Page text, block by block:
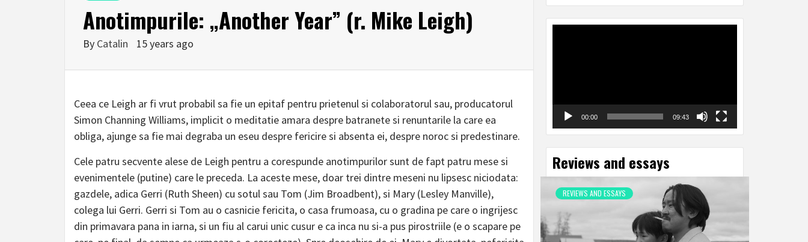
Anotimpurile: „Another Year” (r. Mike Leigh)
By Catalin 15 years ago
Ceea ce Leigh ar fi vrut probabil sa fie un epitaf pentru prietenul si colaboratorul sau, producatorul
Simon Channing Williams, implicit o meditatie amara despre batranete si renuntarile la care ea
obliga, ajunge sa fie mai degraba un eseu despre fericire si absenta ei, despre noroc si predestinare.
Cele patru secvente alese de Leigh pentru a corespunde anotimpurilor sunt de fapt patru mese si
evenimentele (putine) care le preceda. La aceste mese, doar trei dintre meseni nu lipsesc niciodata:
gazdele, adica Gerri (Ruth Sheen) cu sotul sau Tom (Jim Broadbent), si Mary (Lesley Manville),
colega lui Gerri. Gerri si Tom au o casnicie fericita, o casa frumoasa, cu o gradina pe care o ingrijesc
din primavara pana in iarna, si un fiu al carui unic cusur e ca inca nu si-a pus pirostriile (e o scapare pe
00:00 09:43
Reviews and essays
REVIEWS AND ESSAYS